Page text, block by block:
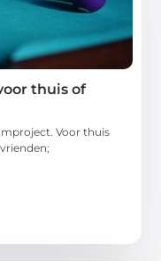
thuis of
Voor thuis